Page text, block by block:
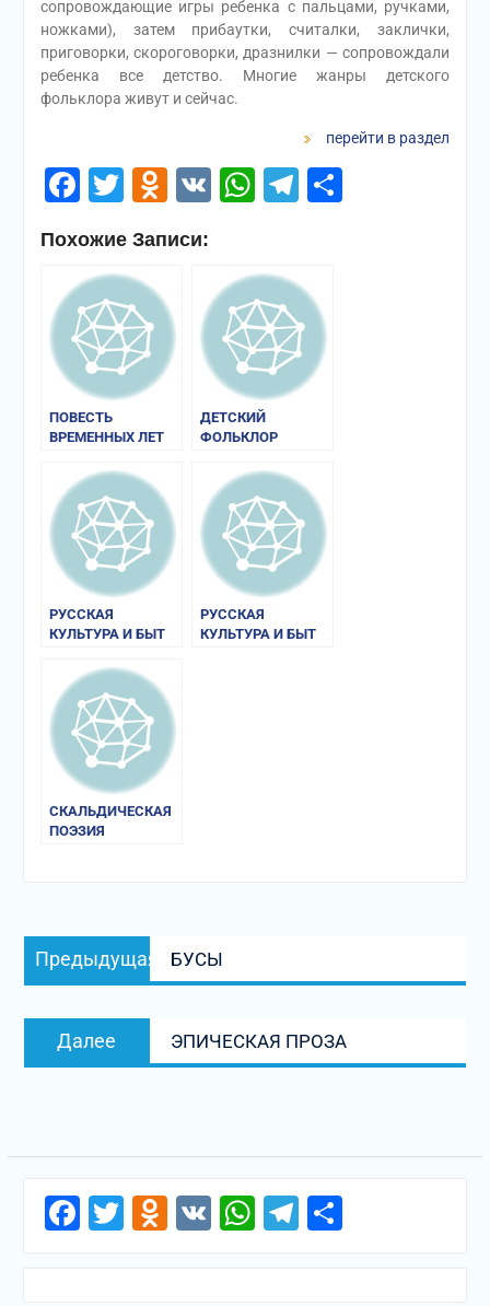
сопровождающие игры ребенка с пальцами, ручками,
ножками), затем прибаутки, считалки, заклички,
приговорки, скороговорки, дразнилки — сопровождали
ребенка все детство. Многие жанры детского
фольклора живут и сейчас.
перейти в раздел
Facebook
Twitter
Odnoklassniki
VKWhatsApp
Telegram
Похожие Записи:
ПОВЕСТЬ
ВРЕМЕННЫХ ЛЕТ
ДЕТСКИЙ
ФОЛЬКЛОР
РУССКАЯ
КУЛЬТУРА И БЫТ
РУССКАЯ
КУЛЬТУРА И БЫТ
СКАЛЬДИЧЕСКАЯ
ПОЭЗИЯ
Навигация
по
Предыдущая
запись:
БУСЫ
Далее
запись:
ЭПИЧЕСКАЯ ПРОЗА
Facebook
Twitter
Odnoklassniki
VKWhatsApp
Telegram